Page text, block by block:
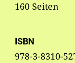
160 Seiten
ISBN
978-3-8310-